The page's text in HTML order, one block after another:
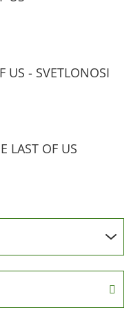
US - SVETLONOSI
LAST OF US